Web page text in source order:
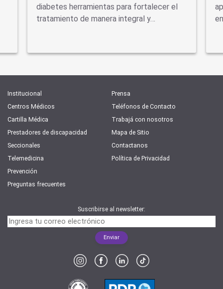
diabetes herramientas para fortalecer el
tratamiento de manera integral y…
Institucional
Centros Médicos
Cartilla Médica
Prestadores de discapacidad
Seccionales
Telemedicina
Prevención
Preguntas frecuentes
Prensa
Teléfonos de Contacto
Trabajá con nosotros
Mapa de Sitio
Contactanos
Política de Privacidad
Suscribirse al newsletter: